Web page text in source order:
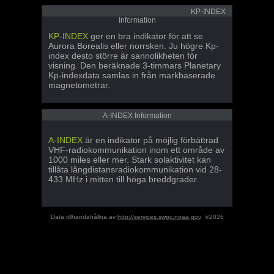
KP-INDEX
Information
KP-INDEX ger en bra indikator för att se
Aurora Borealis eller norrsken. Ju högre Kp-
index desto större är sannolikheten för
visning. Den beräknade 3-timmars Planetary
Kp-indexdata samlas in från markbaserade
magnetometrar.
A-INDEX Information
A-INDEX är en indikator på möjlig förbättrad
VHF-radiokommunikation inom ett område av
1000 miles eller mer. Stark solaktivitet kan
tillåta långdistansradiokommunikation vid 28-
433 MHz i mitten till höga breddgrader.
Data tillhandahållna av http://services.swpc.noaa.gov©2026